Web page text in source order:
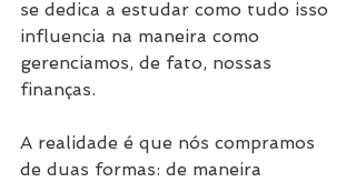
se dedica a estudar como tudo isso
influencia na maneira como
gerenciamos, de fato, nossas
finanças.
A realidade é que nós compramos
de duas formas: de maneira